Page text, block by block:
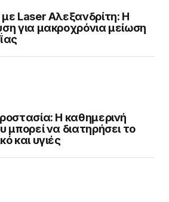
Laser Αλεξανδρίτη: Η
για μακροχρόνια μείωση
Η καθημερινή
μπορεί να διατηρήσει το
και υγιές